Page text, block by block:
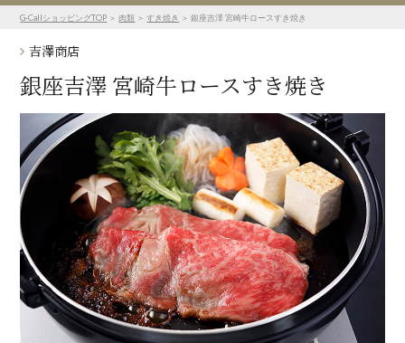
G-CallショッピングTOP ＞肉類 ＞すき焼き ＞ 銀座吉澤 宮崎牛ロースすき焼き
吉澤商店
銀座吉澤 宮崎牛ロースすき焼き